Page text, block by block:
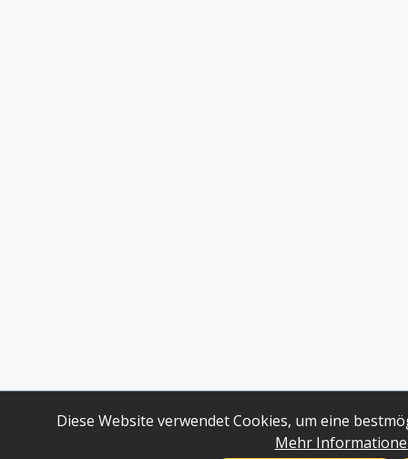
Diese Website verwendet Cookies, um eine
Mehr